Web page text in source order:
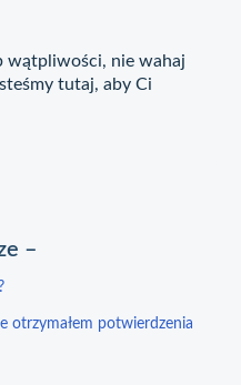
wątpliwości, nie wahaj
tutaj, aby Ci
–
otrzymałem potwierdzenia